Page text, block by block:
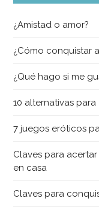
¿Amistad o amor?
¿Cómo conquistar
¿Qué hago si me
10 alternativas
7 juegos eróticos
Claves para
en casa
Claves para